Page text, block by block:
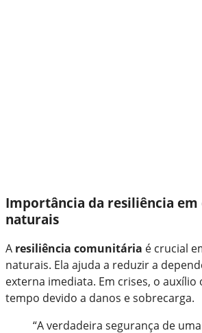
Importância da resiliência em
naturais
A resiliência comunitária é crucial
naturais. Ela ajuda a reduzir a
externa imediata. Em crises, o auxílio
tempo devido a danos e sobrecarga.
“A verdadeira segurança de